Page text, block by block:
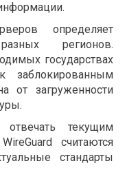
определяет
регионов.
государствах
заблокированным
от загруженности
текущим
считаются
стандарты